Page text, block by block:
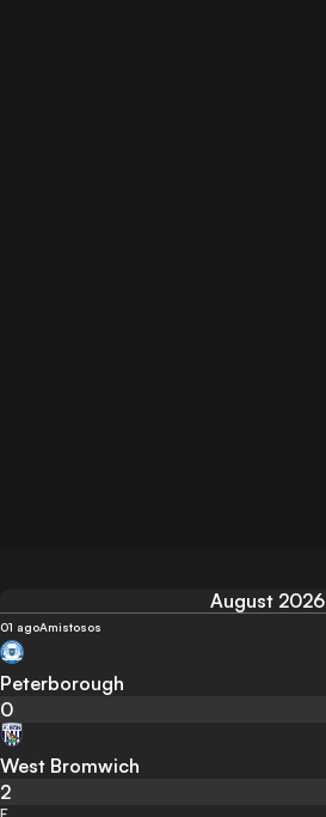
August 2026
01 agoAmistosos
Peterborough
0
West Bromwich
2